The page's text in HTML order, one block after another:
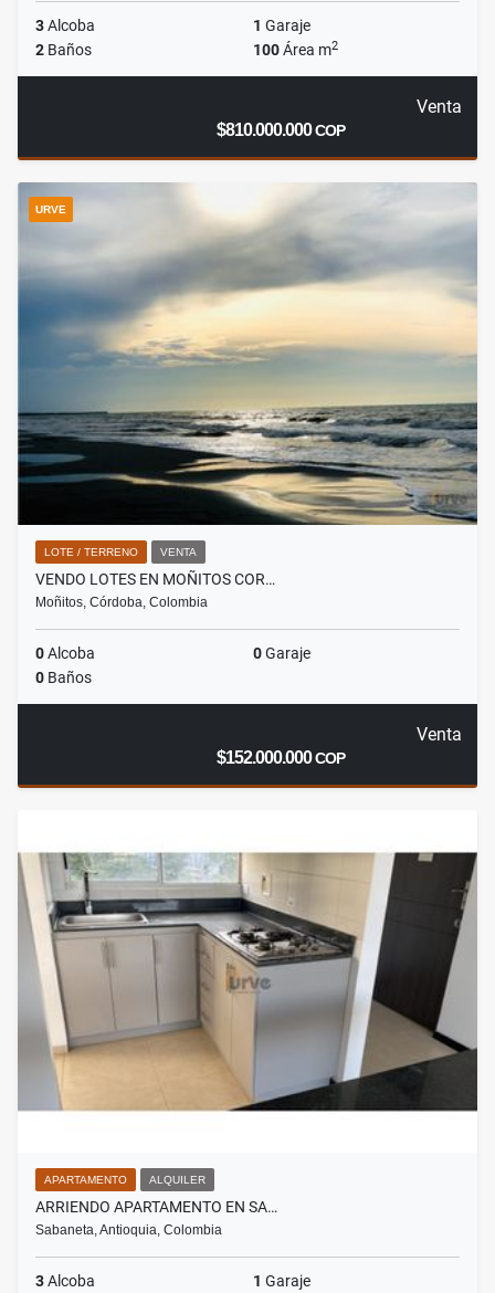
3Alcoba 1 Garaje
2 Baños 100Área m2
Venta
$810.000.000COP
URVE
LOTE / TERRENO VENTA
VENDO LOTES EN MOÑITOS COR…
Moñitos, Córdoba, Colombia
0Alcoba 0Garaje
0 Baños
Venta
$152.000.000COP
APARTAMENTO ALQUILER
ARRIENDO APARTAMENTO EN SA…
Sabaneta, Antioquia, Colombia
3Alcoba 1 Garaje